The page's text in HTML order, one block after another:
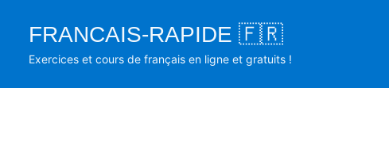
content
FRANCAIS-RAPIDE 🇫🇷
Exercices et cours de français en ligne et gratuits !